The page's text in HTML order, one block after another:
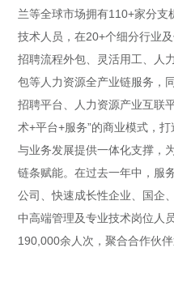
兰等全球市场拥有110+家分支
技术人员，在20+个细分行业
招聘流程外包、灵活用工、人
包等人力资源全产业链服务，
招聘平台、人力资源产业互联
术+平台+服务”的商业模式，
与业务发展提供一体化支撑，
链条赋能。在过去一年中，服
公司、快速成长性企业、国企
中高端管理及专业技术岗位人
190,000余人次，聚合合作伙伴